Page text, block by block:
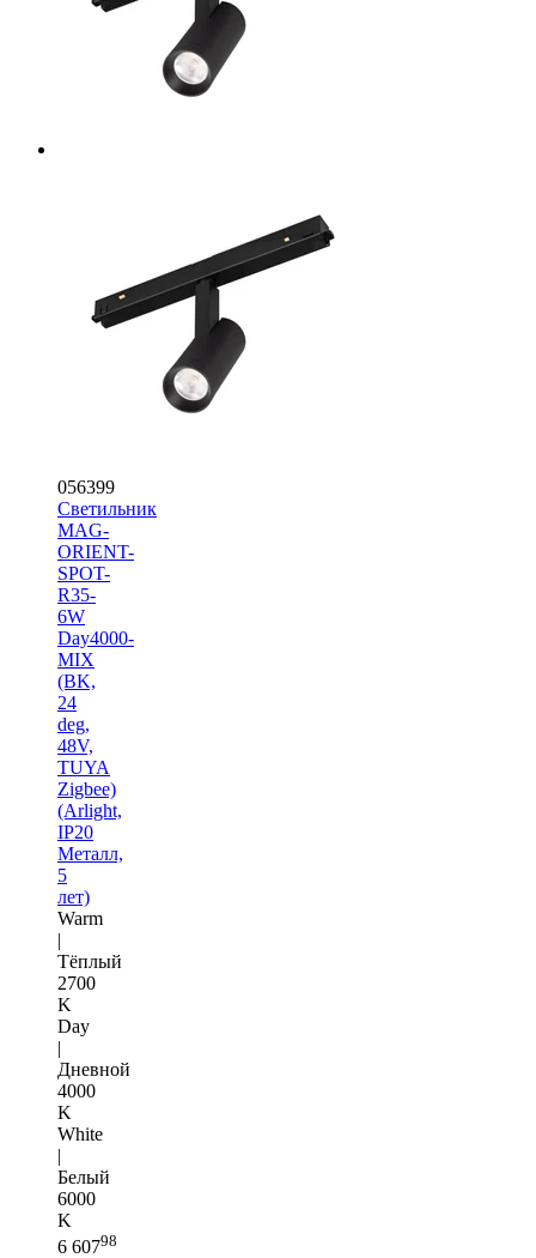
056399
Светильник
MAG-
ORIENT-
SPOT-
R35-
6W
Day4000-
MIX
(BK,
24
deg,
48V,
TUYA
Zigbee)
(Arlight,
IP20
Металл,
5
лет)
Warm
|
Тёплый
2700
K
Day
|
Дневной
4000
K
White
|
Белый
6000
K
6 60798